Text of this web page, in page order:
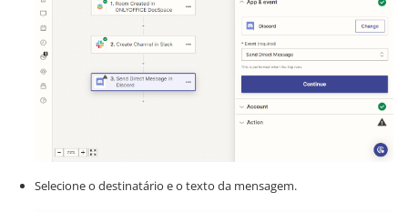
Selecione o destinatário e o texto da mensagem.